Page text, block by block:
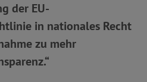
der EU-
in nationales Recht
zu mehr